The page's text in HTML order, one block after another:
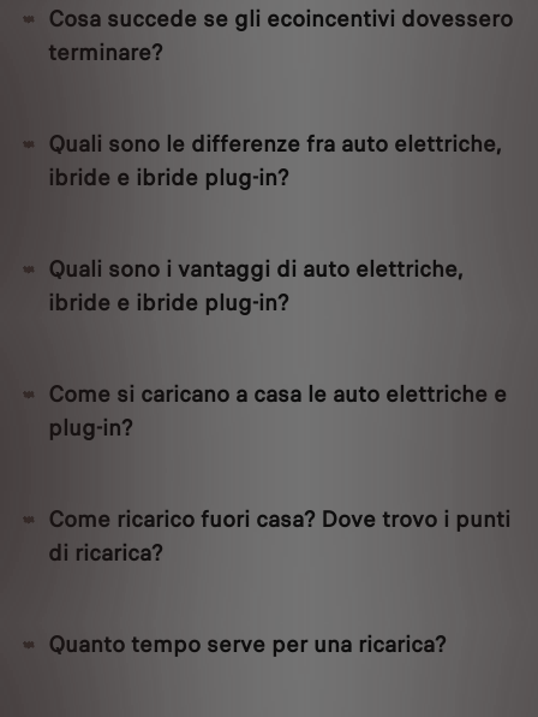
Cosa succede se gli ecoincentivi dovessero
terminare?
Quali sono le differenze fra auto elettriche,
ibride e ibride plug-in?
Quali sono i vantaggi di auto elettriche,
ibride e ibride plug-in?
Come si caricano a casa le auto elettriche e
plug-in?
Come ricarico fuori casa? Dove trovo i punti
di ricarica?
Quanto tempo serve per una ricarica?